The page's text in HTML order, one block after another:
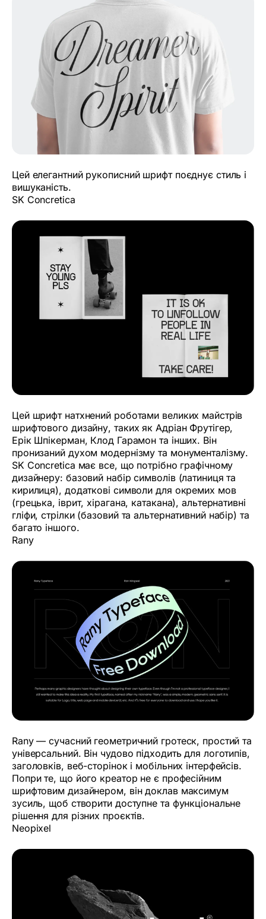
Цей елегантний рукописний шрифт поєднує стиль і
вишуканість.
SK Concretica
Цей шрифт натхнений роботами великих майстрів
шрифтового дизайну, таких як Адріан Фрутігер,
Ерік Шпікерман, Клод Гарамон та інших. Він
пронизаний духом модернізму та монументалізму.
SK Concretica має все, що потрібно графічному
дизайнеру: базовий набір символів (латиниця та
кирилиця), додаткові символи для окремих мов
(грецька, іврит, хірагана, катакана), альтернативні
гліфи, стрілки (базовий та альтернативний набір) та
багато іншого.
Rany
Rany — сучасний геометричний гротеск, простий та
універсальний. Він чудово підходить для логотипів,
заголовків, веб-сторінок і мобільних інтерфейсів.
Попри те, що його креатор не є професійним
шрифтовим дизайнером, він доклав максимум
зусиль, щоб створити доступне та функціональне
рішення для різних проєктів.
Neopixel